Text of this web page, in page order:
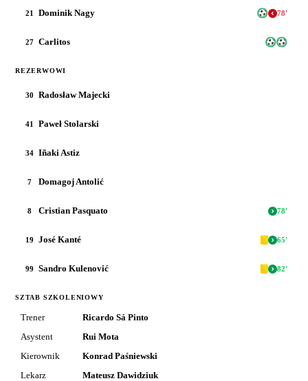
21 Dominik Nagy 78'
27 Carlitos
REZERWOWI
30 Radosław Majecki
41 Paweł Stolarski
34 Iñaki Astiz
7 Domagoj Antolić
8 Cristian Pasquato 78'
19 José Kanté 65'
99 Sandro Kulenović 82'
SZTAB SZKOLENIOWY
Trener
Ricardo Sá Pinto
Asystent
Rui Mota
Kierownik
Konrad Paśniewski
Lekarz
Mateusz Dawidziuk